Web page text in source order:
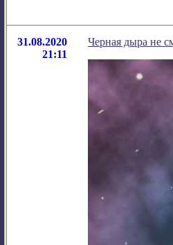
31.08.2020
21:11
Черная дыра не